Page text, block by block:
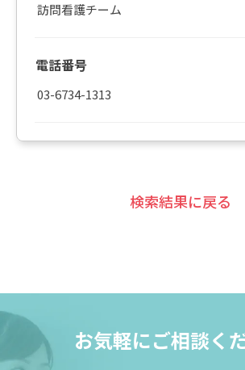
訪問看護チーム
電話番号
03-6734-1313
検索結果に戻る
お気軽にご相談く